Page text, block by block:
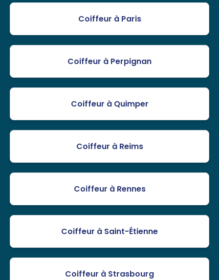
Coiffeur à Paris
Coiffeur à Perpignan
Coiffeur à Quimper
Coiffeur à Reims
Coiffeur à Rennes
Coiffeur à Saint-Étienne
Coiffeur à Strasbourg